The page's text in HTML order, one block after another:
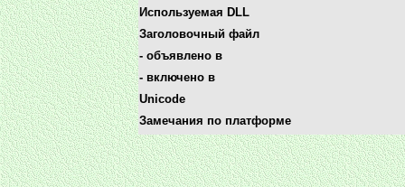
Используемая DLL
Заголовочный файл
- объявлено в
- включено в
Unicode
Замечания по платформе